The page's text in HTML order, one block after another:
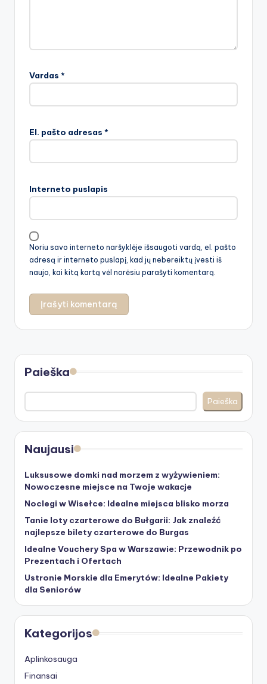
Vardas *
El. pašto adresas *
Interneto puslapis
Noriu savo interneto naršyklėje išsaugoti vardą, el. pašto
adresą ir interneto puslapį, kad jų nebereiktų įvesti iš
naujo, kai kitą kartą vėl norėsiu parašyti komentarą.
Paieška
Paieška
Naujausi
Luksusowe domki nad morzem z wyżywieniem:
Nowoczesne miejsce na Twoje wakacje
Noclegi w Wisełce: Idealne miejsca blisko morza
Tanie loty czarterowe do Bułgarii: Jak znaleźć
najlepsze bilety czarterowe do Burgas
Idealne Vouchery Spa w Warszawie: Przewodnik po
Prezentach i Ofertach
Ustronie Morskie dla Emerytów: Idealne Pakiety
dla Seniorów
Kategorijos
Aplinkosauga
Finansai